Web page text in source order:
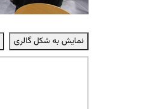
نمایش به شکل گالری